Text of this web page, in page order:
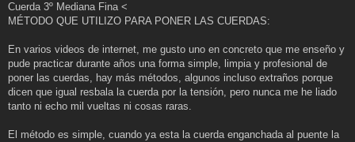
Cuerda 3º Mediana Fina <
MÉTODO QUE UTILIZO PARA PONER LAS CUERDAS:
En varios videos de internet, me gusto uno en concreto que me enseño y
pude practicar durante años una forma simple, limpia y profesional de
poner las cuerdas, hay más métodos, algunos incluso extraños porque
dicen que igual resbala la cuerda por la tensión, pero nunca me he liado
tanto ni echo mil vueltas ni cosas raras.
El método es simple, cuando ya esta la cuerda enganchada al puente la